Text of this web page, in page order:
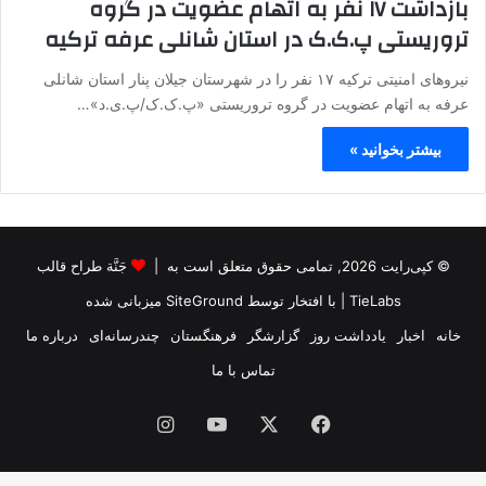
بازداشت ۱۷ نفر به اتهام عضویت در گروه
تروریستی پ.ک.ک در استان شانلی عرفه ترکیه
نیروهای امنیتی ترکیه ۱۷ نفر را در شهرستان جیلان پنار استان شانلی
عرفه به اتهام عضویت در گروه تروریستی «پ.ک.ک/پ.ی.د»…
بیشتر بخوانید »
© کپی‌رایت 2026, تمامی حقوق متعلق است به |
جَنَّة طراح قالب
TieLabs | با افتخار توسط SiteGround میزبانی شده
خانه
اخبار یادداشت روز گزارشگر فرهنگستان چندرسانه‌ای
درباره ما
تماس با ما
فیس
بوک
یوتیوب